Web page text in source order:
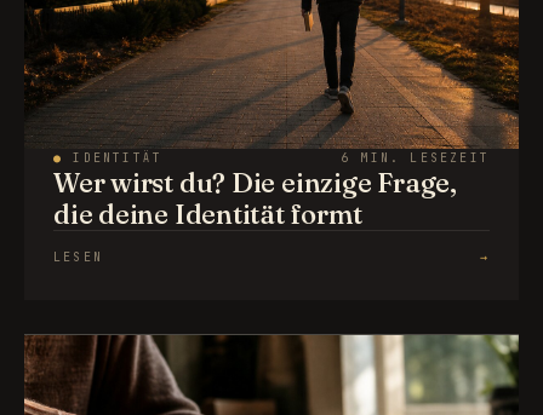
● IDENTITÄT 6 MIN. LESEZEIT
Wer wirst du? Die einzige Frage,
die deine Identität formt
LESEN →